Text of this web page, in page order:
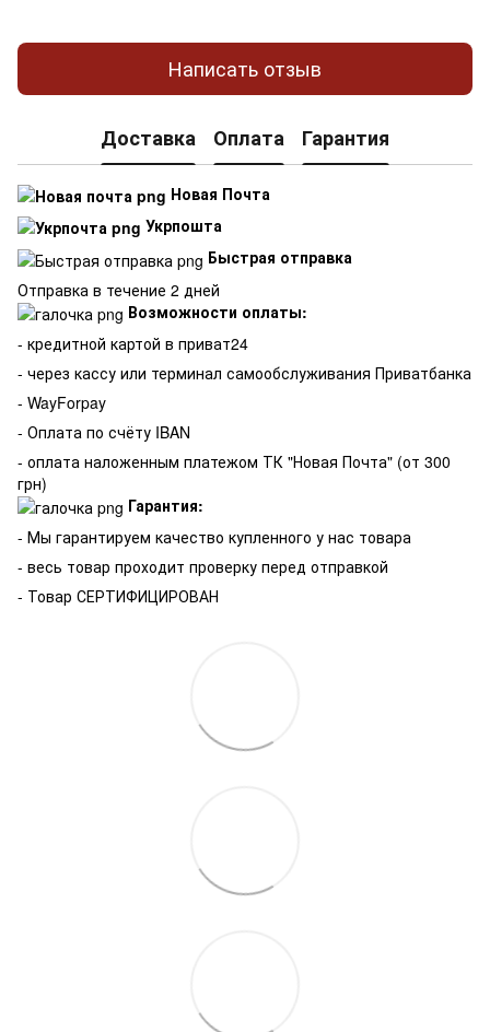
Написать отзыв
Доставка Оплата Гарантия
Новая Почта
Укрпошта
Быстрая отправка
Отправка в течение 2 дней
Возможности оплаты:
- кредитной картой в приват24
- через кассу или терминал самообслуживания Приватбанка
- WayForpay
- Оплата по счёту IBAN
- оплата наложенным платежом ТК "Новая Почта" (от 300
грн)
Гарантия:
- Мы гарантируем качество купленного у нас товара
- весь товар проходит проверку перед отправкой
- Товар СЕРТИФИЦИРОВАН